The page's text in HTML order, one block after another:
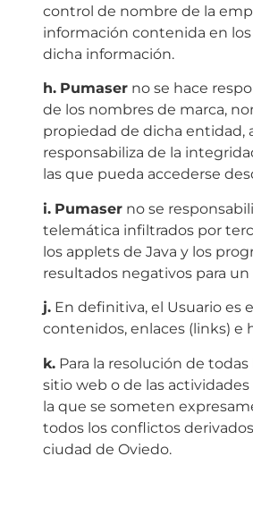
control de nombre de la
información contenida en
dicha información.
h. Pumaser no se hace
de los nombres de marca,
propiedad de dicha entidad,
responsabiliza de la
las que pueda accederse
i. Pumaser no se
telemática infiltrados por
los applets de Java y los
resultados negativos para
j. En definitiva, el Usuario es
contenidos, enlaces (links)
k. Para la resolución de
sitio web o de las actividades
la que se someten
todos los conflictos
ciudad de Oviedo.